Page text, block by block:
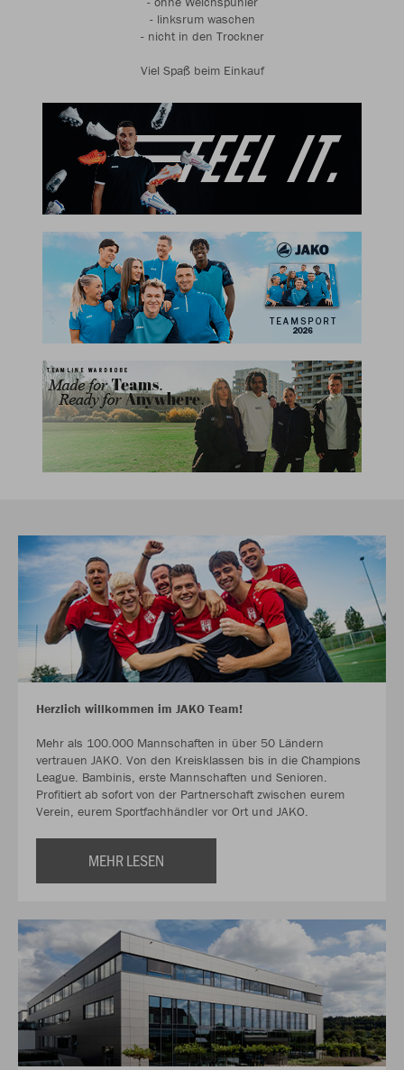
- linksrum waschen
- nicht in den Trockner
Viel Spaß beim Einkauf
Herzlich willkommen im JAKO Team!
Mehr als 100.000 Mannschaften in über 50 Ländern
vertrauen JAKO. Von den Kreisklassen bis in die Champions
League. Bambinis, erste Mannschaften und Senioren.
Profitiert ab sofort von der Partnerschaft zwischen eurem
Verein, eurem Sportfachhändler vor Ort und JAKO.
MEHR LESEN